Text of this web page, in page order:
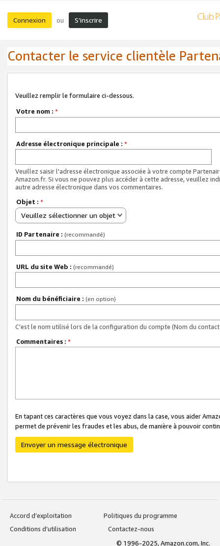
Connexion ou S’inscrire
Contacter le service clientèle
Veuillez remplir le formulaire ci-dessous.
Votre nom : *
Adresse électronique principale : *
Veuillez saisir l'adresse électronique associée à votre compte
Amazon.fr. Si vous ne pouvez plus accéder à cette adresse, veuillez
autre adresse électronique dans vos commentaires.
Objet : *
Veuillez sélectionner un objet
ID Partenaire : (recommandé)
URL du site Web : (recommandé)
Nom du bénéficiaire : (en option)
C'est le nom utilisé lors de la configuration du compte (Nom du
Commentaires : *
En tapant ces caractères que vous voyez dans la case, vous aider
permet de prévenir les fraudes et les abus, de manière à pouvoir
Envoyer un message électronique
Accord d’exploitation
Politiques du programme
Conditions d’utilisation
Contactez-nous
© 1996-2025, Amazon.com, Inc.